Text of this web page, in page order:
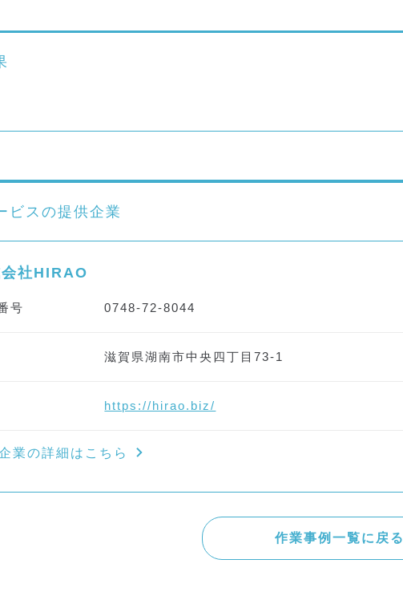
ビスの提供企業
社HIRAO
号 0748-72-8044
滋賀県湖南市中央四丁目73-1
https://hirao.biz/
業の詳細はこちら
作業事例一覧に戻る